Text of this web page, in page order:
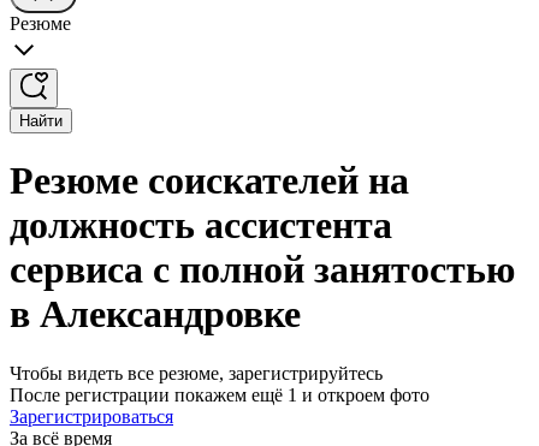
Резюме
Найти
Резюме соискателей на
должность ассистента
сервиса с полной занятостью
в Александровке
Чтобы видеть все резюме, зарегистрируйтесь
После регистрации покажем ещё 1 и откроем фото
Зарегистрироваться
За всё время